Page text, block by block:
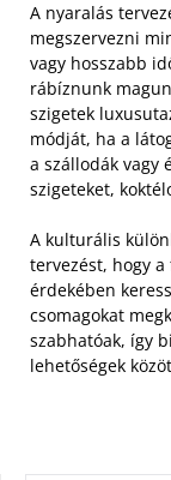
A nyaralás
megszervezni
vagy hosszabb
rábíznunk
szigetek
módját, ha a
a szállodák vagy
szigeteket,
A kulturális
tervezést, hogy
érdekében
csomagokat
szabhatóak, így
lehetőségek